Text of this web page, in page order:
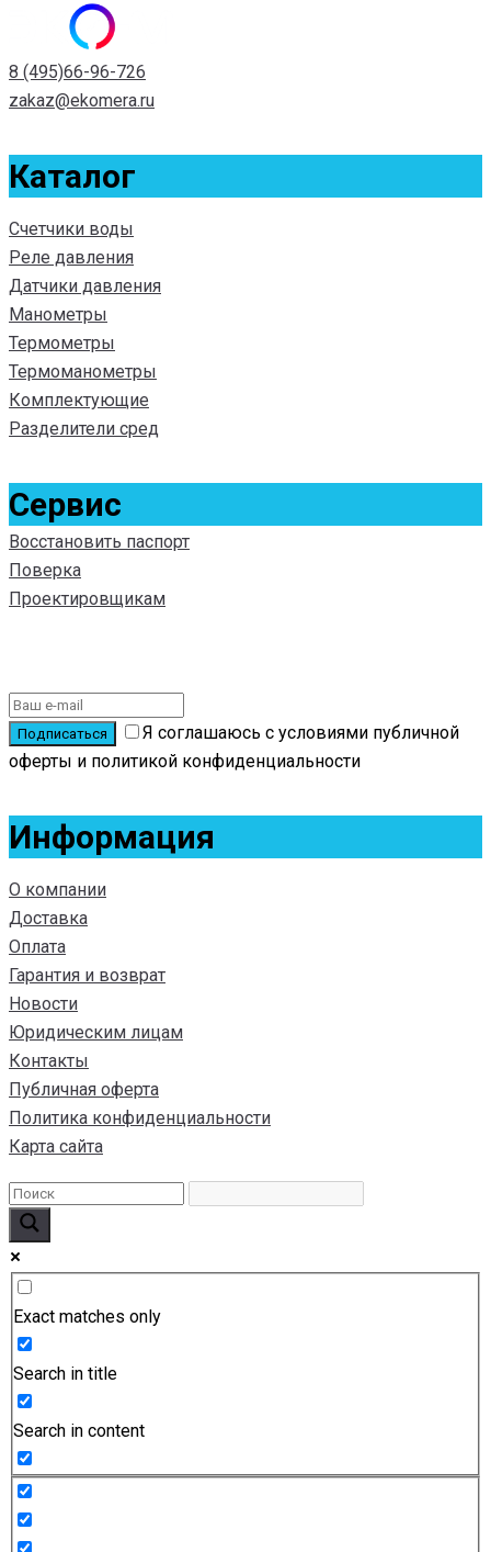
8 (495)66-96-726
zakaz@ekomera.ru
Каталог
Счетчики воды
Реле давления
Датчики давления
Манометры
Термометры
Термоманометры
Комплектующие
Разделители сред
Сервис
Восстановить паспорт
Поверка
Проектировщикам
Я соглашаюсь с условиями публичной
оферты и политикой конфиденциальности
Информация
О компании
Доставка
Оплата
Гарантия и возврат
Новости
Юридическим лицам
Контакты
Публичная оферта
Политика конфиденциальности
Карта сайта
Exact matches only
Search in title
Search in content